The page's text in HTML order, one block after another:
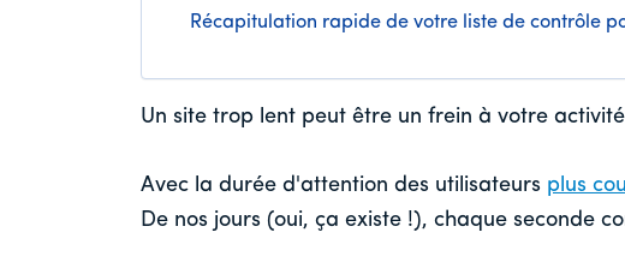
Récapitulation rapide de votre liste de contrôle
Un site trop lent peut être un frein à votre
Avec la durée d'attention des utilisateurs plus
De nos jours (oui, ça existe !), chaque seconde